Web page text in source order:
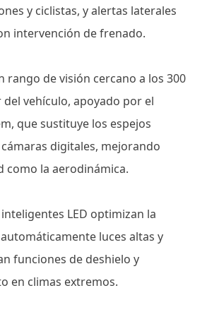
y ciclistas, y alertas laterales
intervención de frenado.
rango de visión cercano a los 300
vehículo, apoyado por el
que sustituye los espejos
digitales, mejorando
como la aerodinámica.
LED optimizan la
luces altas y
funciones de deshielo y
en climas extremos.